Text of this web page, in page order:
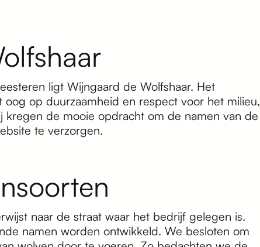
ligt Wijngaard de Wolfshaar. Het
op duurzaamheid en respect voor het milieu,
kregen de mooie opdracht om de namen van de
te verzorgen.
naar de straat waar het bedrijf gelegen is.
namen worden ontwikkeld. We besloten om